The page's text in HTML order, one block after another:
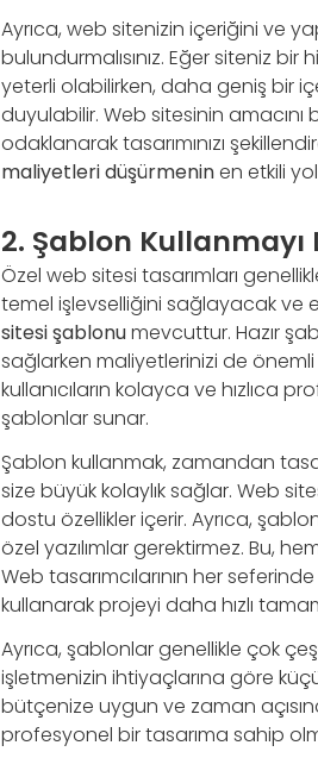
Ayrıca, web sitenizin içeriğini ve
bulundurmalısınız. Eğer siteniz
yeterli olabilirken, daha geniş bir
duyulabilir. Web sitesinin
odaklanarak tasarımınızı
maliyetleri düşürmeninen etkili
2. Şablon
Özel web sitesi tasarımları
temel işlevselliğini sağlayacak ve
sitesi şablonumevcuttur. Hazır
sağlarken maliyetlerinizi de
kullanıcıların kolayca ve hızlıca
şablonlar sunar.
Şablon kullanmak, zamandan
size büyük kolaylık sağlar. Web
dostu özellikler içerir. Ayrıca,
özel yazılımlar gerektirmez. Bu,
Web tasarımcılarının her
kullanarak projeyi daha hızlı
Ayrıca, şablonlar genellikle çok
işletmenizin ihtiyaçlarına göre
bütçenize uygun ve zaman
profesyonel bir tasarıma sahip